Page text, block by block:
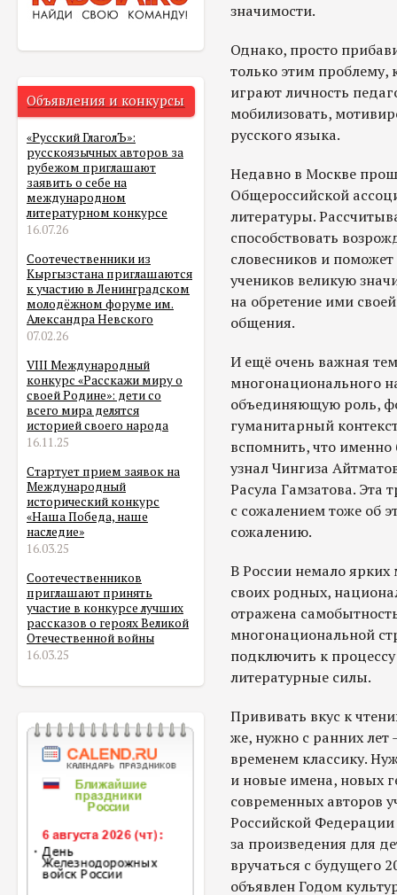
Объявления и конкурсы
«Русский ГлаголЪ»:
русскоязычных авторов за
рубежом приглашают
заявить о себе на
международном
литературном конкурсе
16.07.26
Соотечественники из
Кыргызстана приглашаются
к участию в Ленинградском
молодёжном форуме им.
Александра Невского
07.02.26
VIII Международный
конкурс «Расскажи миру о
своей Родине»: дети со
всего мира делятся
историей своего народа
16.11.25
Стартует прием заявок на
Международный
исторический конкурс
«Наша Победа, наше
наследие»
16.03.25
Соотечественников
приглашают принять
участие в конкурсе лучших
рассказов о героях Великой
Отечественной войны
16.03.25
значимости.
Однако, просто
только этим
играют личность
мобилизовать,
русского языка.
Недавно в Москве
Общероссийской
литературы.
способствовать
словесников и
учеников великую
на обретение ими
общения.
И ещё очень важная
многонационального
объединяющую роль,
гуманитарный
вспомнить, что именно
узнал Чингиза
Расула Гамзатова. Эта
с сожалением тоже об
сожалению.
В России немало
своих родных,
отражена
многонациональной
подключить к
литературные силы.
Прививать вкус к
же, нужно с ранних лет
временем классику.
и новые имена, новых
современных авторов
Российской Федерации
за произведения для
вручаться с будущего
объявлен Годом